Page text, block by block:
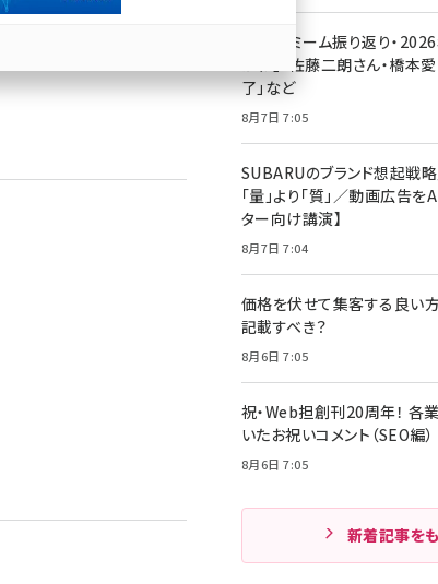
【ネットミーム振り返り・
かわ」「佐藤二朗さん・橋本
了」など
8月7日 7:05
SUBARUのブランド想起戦
「量」より「質」／動画広告
ター向け講演】
8月7日 7:04
価格を伏せて集客する良い
記載すべき？
8月6日 7:05
祝・Web担創刊20周年！ 各
いたお祝いコメント（SEO編）
8月6日 7:05
新着記事を